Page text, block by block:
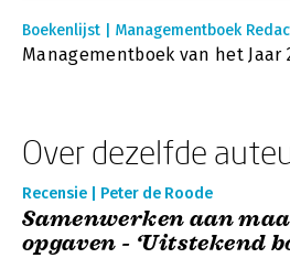
Boekenlijst | Managementboek
Managementboek van het Jaar
Over dezelfde
Recensie | Peter de Roode
Samenwerken aan
opgaven - ‘Uitstekend